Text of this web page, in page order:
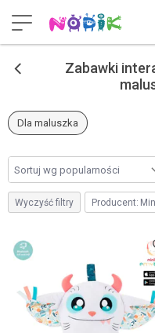
<
Zabawki
Dla maluszka
Wyczyść filtry Producent: